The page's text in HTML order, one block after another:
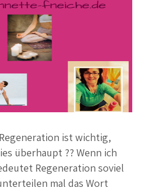
ist wichtig,
überhaupt ?? Wenn ich
Regeneration soviel
mal das Wort